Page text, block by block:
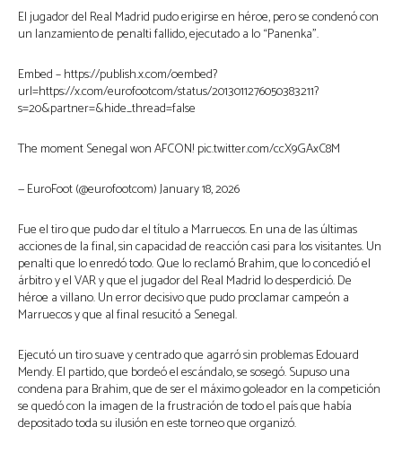
El jugador del Real Madrid pudo erigirse en héroe, pero se condenó con
un lanzamiento de penalti fallido, ejecutado a lo “Panenka”.
Embed – https://publish.x.com/oembed?
url=https://x.com/eurofootcom/status/2013011276050383211?
s=20&partner=&hide_thread=false
The moment Senegal won AFCON! pic.twitter.com/ccX9GAxC8M
— EuroFoot (@eurofootcom) January 18, 2026
Fue el tiro que pudo dar el título a Marruecos. En una de las últimas
acciones de la final, sin capacidad de reacción casi para los visitantes. Un
penalti que lo enredó todo. Que lo reclamó Brahim, que lo concedió el
árbitro y el VAR y que el jugador del Real Madrid lo desperdició. De
héroe a villano. Un error decisivo que pudo proclamar campeón a
Marruecos y que al final resucitó a Senegal.
Ejecutó un tiro suave y centrado que agarró sin problemas Edouard
Mendy. El partido, que bordeó el escándalo, se sosegó. Supuso una
condena para Brahim, que de ser el máximo goleador en la competición
se quedó con la imagen de la frustración de todo el país que había
depositado toda su ilusión en este torneo que organizó.